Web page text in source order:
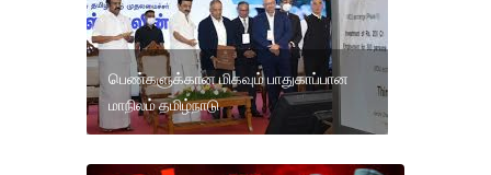
பெண்களுக்கான மிகவும் பாதுகாப்பான
மாநிலம் தமிழ்நாடு